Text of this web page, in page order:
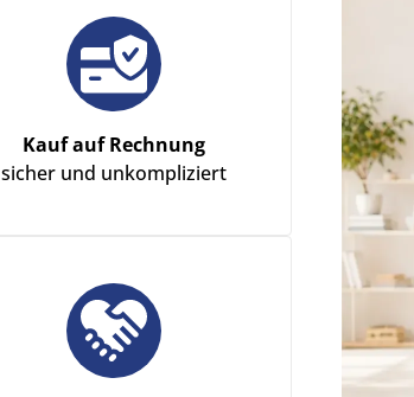
Kauf auf Rechnung
sicher und unkompliziert